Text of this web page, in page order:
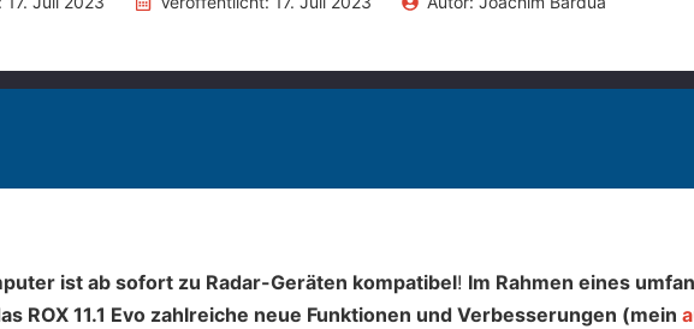
ist ab sofort zu Radar-Geräten kompatibel! Im Rahmen eines
ROX 11.1 Evo zahlreiche neue Funktionen und Verbesserungen (mein